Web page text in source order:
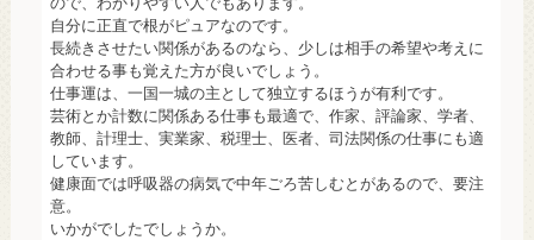
自分に正直で根がピュアなのです。
長続きさせたい関係があるのなら、少しは相手の希望や考えに
合わせる事も覚えた方が良いでしょう。
仕事運は、一国一城の主として独立するほうが有利です。
芸術とか計数に関係ある仕事も最適で、作家、評論家、学者、
教師、計理士、実業家、税理士、医者、司法関係の仕事にも適
しています。
健康面では呼吸器の病気で中年ごろ苦しむとがあるので、要注
意。
いかがでしたでしょうか。